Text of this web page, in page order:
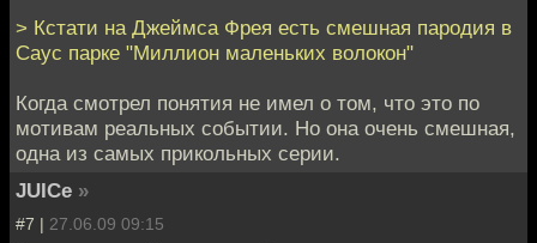
> Кстати на Джеймса Фрея есть смешная пародия в
Саус парке "Миллион маленьких волокон"
Когда смотрел понятия не имел о том, что это по
мотивам реальных событии. Но она очень смешная,
одна из самых прикольных серии.
JUICe »
#7 | 27.06.09 09:15